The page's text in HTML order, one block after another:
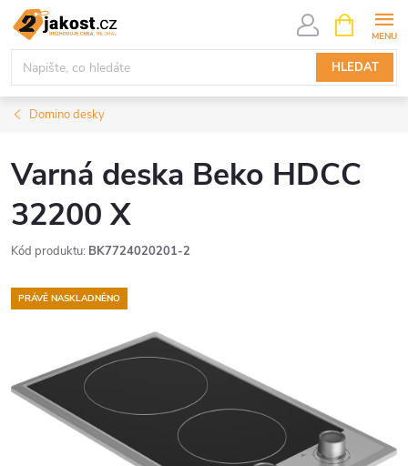
Přejít
obsah
HLEDAT
NÁKUPNÍ
KOŠÍK
Domino desky
Varná deska Beko HDCC
32200 X
Kód produktu: BK7724020201-2
PRÁVĚ NASKLADNĚNO